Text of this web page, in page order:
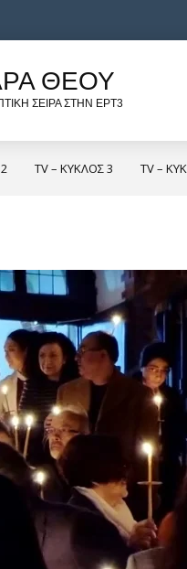
ΘΕΟΥ
ΣΕΙΡΑ ΣΤΗΝ ΕΡΤ3
TV – ΚΥΚΛΟΣ 3 TV –